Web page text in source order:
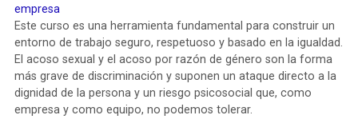
empresa
Este curso es una herramienta fundamental para construir un
entorno de trabajo seguro, respetuoso y basado en la igualdad.
El acoso sexual y el acoso por razón de género son la forma
más grave de discriminación y suponen un ataque directo a la
dignidad de la persona y un riesgo psicosocial que, como
empresa y como equipo, no podemos tolerar.